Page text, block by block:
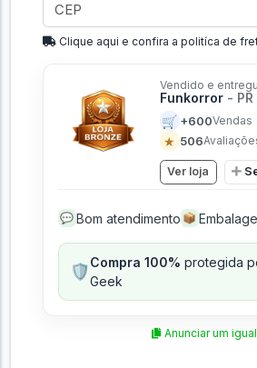
Clique aqui e confira a politíca de
Vendido e
Funkorror - PR
🛒 +600Vendas
★ 506
Ver loja
💬 Bom atendimento 📦
🛡️Compra 100% protegida
Geek
Anunciar um igual